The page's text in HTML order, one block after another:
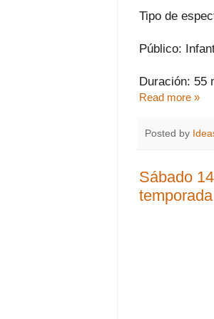
Tipo de
Público:
Duración: 55
Read more »
Posted by
Sábado